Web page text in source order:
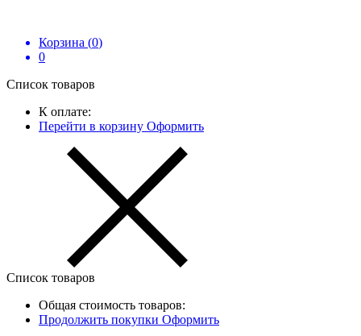
Корзина (0)
0
Список товаров
К оплате:
Перейти в корзину Оформить
Список товаров
Общая стоимость товаров:
Продолжить покупки Оформить